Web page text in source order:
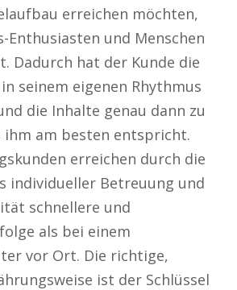
erreichen möchten,
Enthusiasten und Menschen
Dadurch hat der Kunde die
seinem eigenen Rhythmus
die Inhalte genau dann zu
ihm am besten entspricht.
erreichen durch die
individueller Betreuung und
schnellere und
als bei einem
vor Ort. Die richtige,
ist der Schlüssel